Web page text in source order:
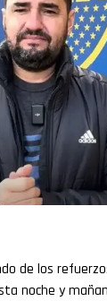
de los
noche y